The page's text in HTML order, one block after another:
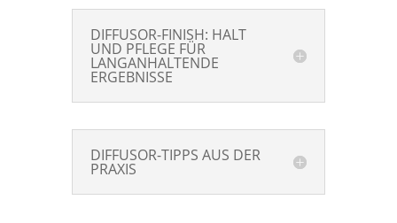
DIFFUSOR-FINISH: HALT
UND PFLEGE FÜR
LANGANHALTENDE
ERGEBNISSE
DIFFUSOR-TIPPS AUS DER
PRAXIS